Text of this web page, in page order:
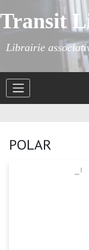
Transit
Librairie
POLAR